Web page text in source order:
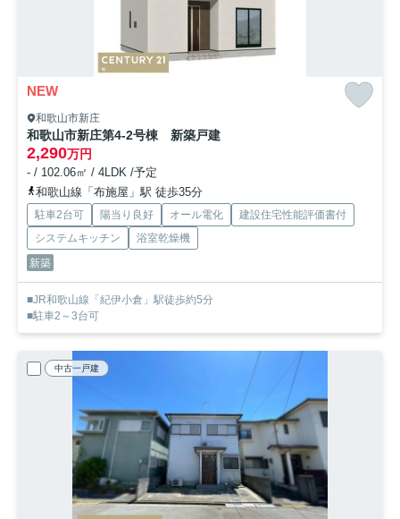
NEW
和歌山市新庄
和歌山市新庄第4-2号棟 新築戸建
2,290万円
- / 102.06㎡ / 4LDK /予定
和歌山線「布施屋」駅 徒歩35分
駐車2台可 陽当り良好 オール電化
建設住宅性能評価書付
システムキッチン
浴室乾燥機
新築
■JR和歌山線「紀伊小倉」駅徒歩約5分
■駐車2～3台可
中古一戸建